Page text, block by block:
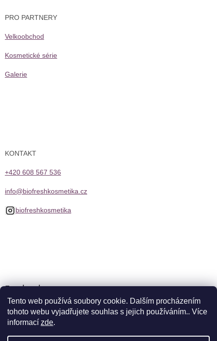
Tento web používá soubory cookie. Dalším procházením
tohoto webu vyjadřujete souhlas s jejich používáním.. Více
informací zde.
PRO PARTNERY
Velkoobchod
Kosmetické série
Galerie
KONTAKT
+420 608 567 536
info@biofreshkosmetika.cz
biofreshkosmetika
Facebook